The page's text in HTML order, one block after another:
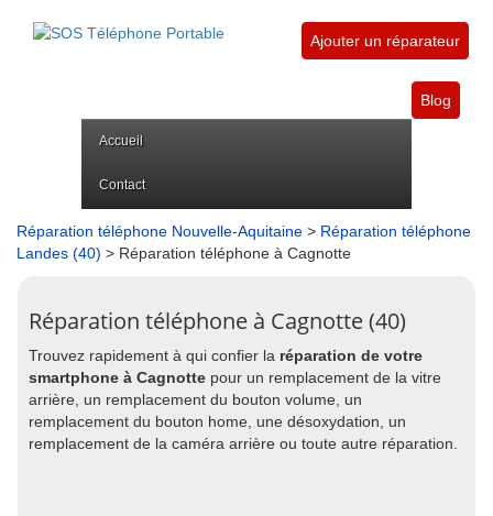
Ajouter un réparateur
Blog
Accueil
Contact
Réparation téléphone Nouvelle-Aquitaine > Réparation téléphone
Landes (40) > Réparation téléphone à Cagnotte
Réparation téléphone à Cagnotte (40)
Trouvez rapidement à qui confier la réparation de votre
smartphone à Cagnotte pour un remplacement de la vitre
arrière, un remplacement du bouton volume, un
remplacement du bouton home, une désoxydation, un
remplacement de la caméra arrière ou toute autre réparation.